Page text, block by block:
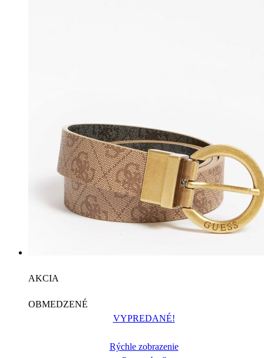
AKCIA
OBMEDZENÉ
VYPREDANÉ!
Rýchle zobrazenie